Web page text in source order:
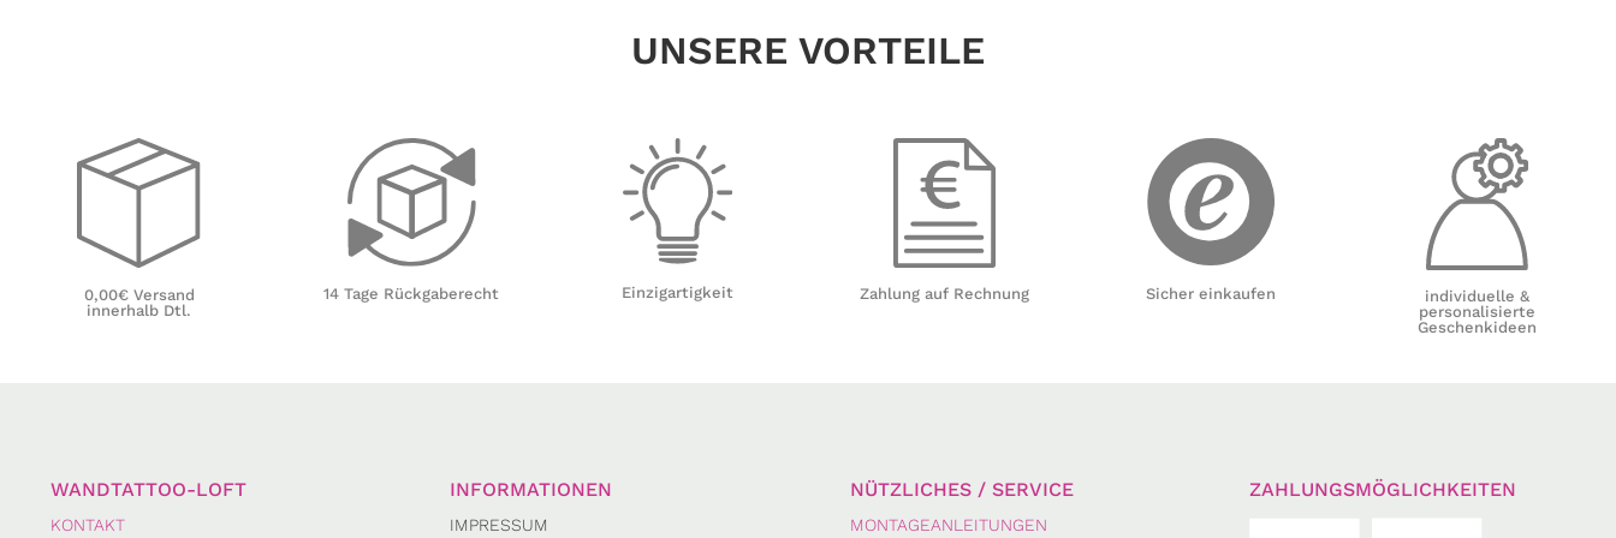
UNSERE VORTEILE
0,00€ Versand
innerhalb Dtl.
14 Tage Rückgaberecht Einzigartigkeit Zahlung auf Rechnung Sicher einkaufen
individuelle &
personalisierte
Geschenkideen
WANDTATTOO-LOFT
KONTAKT
INFORMATIONEN
IMPRESSUM
NÜTZLICHES / SERVICE
MONTAGEANLEITUNGEN
ZAHLUNGSMÖGLICHKEITEN